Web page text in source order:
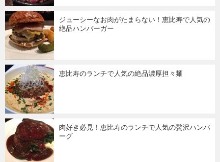
ジューシーなお肉がたまらない！恵比寿で人気の
絶品ハンバーガー
恵比寿のランチで人気の絶品濃厚担々麺
肉好き必見！恵比寿のランチで人気の贅沢ハンバ
ーグ